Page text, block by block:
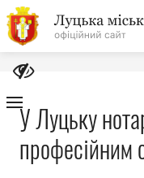
На
головну
У Луцьку
професійним